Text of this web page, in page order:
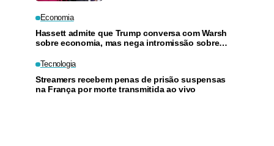
Economia
Hassett admite que Trump conversa com Warsh
sobre economia, mas nega intromissão sobre
Tecnologia
Streamers recebem penas de prisão suspensas
na França por morte transmitida ao vivo